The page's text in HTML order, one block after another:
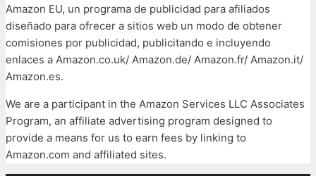
Amazon EU, un programa de publicidad para afiliados
diseñado para ofrecer a sitios web un modo de obtener
comisiones por publicidad, publicitando e incluyendo
enlaces a Amazon.co.uk/ Amazon.de/ Amazon.fr/ Amazon.it/
Amazon.es.
We are a participant in the Amazon Services LLC Associates
Program, an affiliate advertising program designed to
provide a means for us to earn fees by linking to
Amazon.com and affiliated sites.